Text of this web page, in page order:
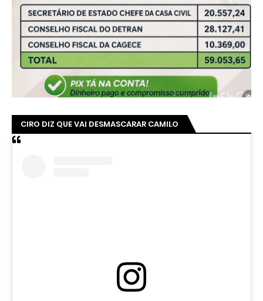
CIRO DIZ QUE VAI DESMASCARAR CAMILO